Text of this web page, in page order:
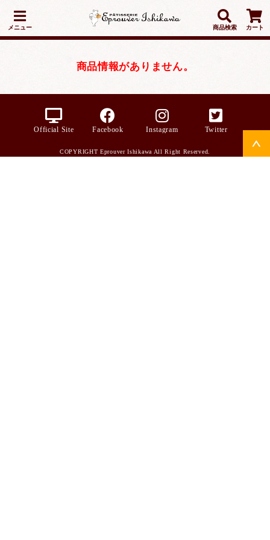
メニュー 商品検索 カート
商品情報がありません。
Official Site Facebook Instagram Twitter
COPYRIGHT Eprouver Ishikawa All Right Reserved.